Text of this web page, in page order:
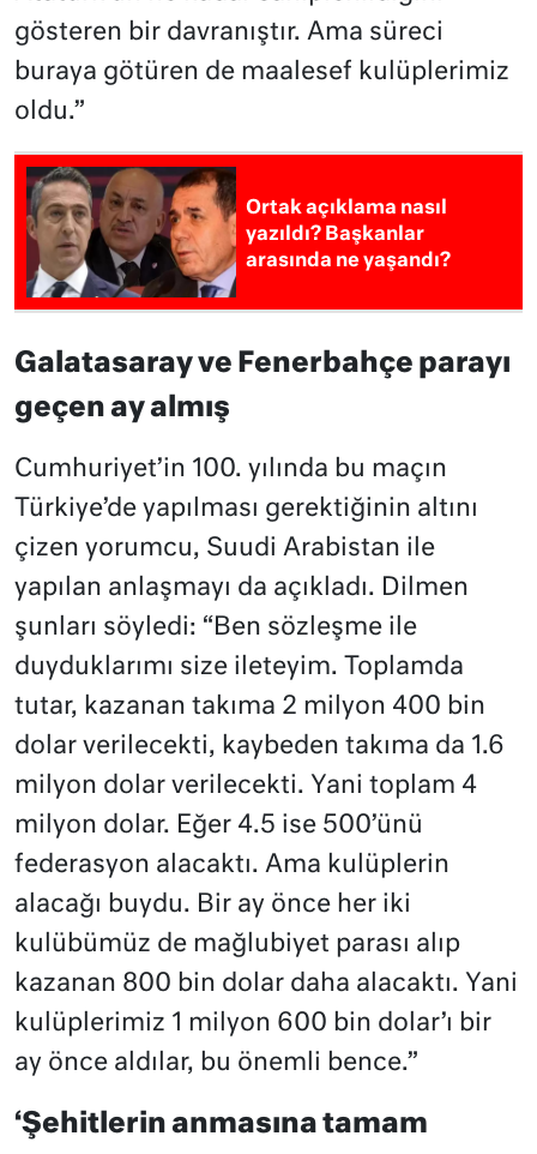
gösteren bir davranıştır. Ama süreci
buraya götüren de maalesef kulüplerimiz
oldu.”
Ortak açıklama nasıl
yazıldı? Başkanlar
arasında ne yaşandı?
Galatasaray ve Fenerbahçe parayı
geçen ay almış
Cumhuriyet’in 100. yılında bu maçın
Türkiye’de yapılması gerektiğinin altını
çizen yorumcu, Suudi Arabistan ile
yapılan anlaşmayı da açıkladı. Dilmen
şunları söyledi: “Ben sözleşme ile
duyduklarımı size ileteyim. Toplamda
tutar, kazanan takıma 2 milyon 400 bin
dolar verilecekti, kaybeden takıma da 1.6
milyon dolar verilecekti. Yani toplam 4
milyon dolar. Eğer 4.5 ise 500’ünü
federasyon alacaktı. Ama kulüplerin
alacağı buydu. Bir ay önce her iki
kulübümüz de mağlubiyet parası alıp
kazanan 800 bin dolar daha alacaktı. Yani
kulüplerimiz 1 milyon 600 bin dolar’ı bir
ay önce aldılar, bu önemli bence.”
‘Şehitlerin anmasına tamam